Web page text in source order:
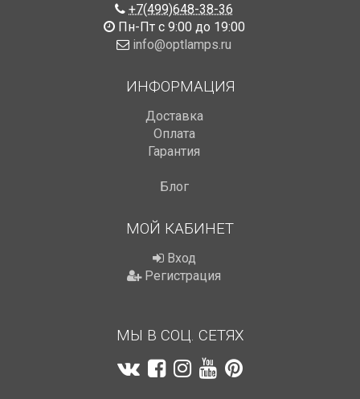
+7(499)648-38-36
Пн-Пт с 9:00 до 19:00
info@optlamps.ru
ИНФОРМАЦИЯ
Доставка
Оплата
Гарантия
Блог
МОЙ КАБИНЕТ
Вход
Регистрация
МЫ В СОЦ. СЕТЯХ